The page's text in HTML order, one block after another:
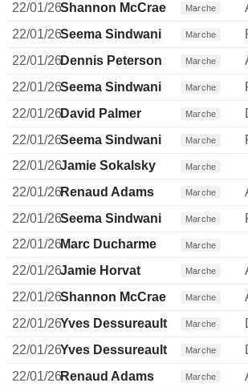
22/01/26Shannon McCrae Marche
22/01/26Seema Sindwani Marche
22/01/26Dennis Peterson Marche
22/01/26Seema Sindwani Marche
22/01/26David Palmer Marche
22/01/26Seema Sindwani Marche
22/01/26Jamie Sokalsky Marche
22/01/26Renaud Adams Marche
22/01/26Seema Sindwani Marche
22/01/26Marc Ducharme Marche
22/01/26Jamie Horvat Marche
22/01/26Shannon McCrae Marche
22/01/26Yves Dessureault Marche
22/01/26Yves Dessureault Marche
22/01/26Renaud Adams Marche